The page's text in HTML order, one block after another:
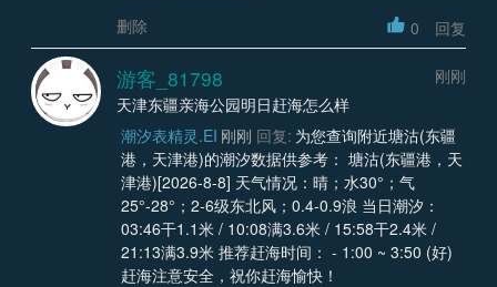
删除
0 回复
游客_81798
刚刚
天津东疆亲海公园明日赶海怎么样
潮汐表精灵.EI 刚刚 回复: 为您查询附近塘沽(东疆
港，天津港)的潮汐数据供参考： 塘沽(东疆港，天
津港)[2026-8-8] 天气情况：晴；水30°；气
25°-28°；2-6级东北风；0.4-0.9浪 当日潮汐：
03:46干1.1米 / 10:08满3.6米 / 15:58干2.4米 /
21:13满3.9米 推荐赶海时间： - 1:00 ~ 3:50 (好)
赶海注意安全，祝你赶海愉快！